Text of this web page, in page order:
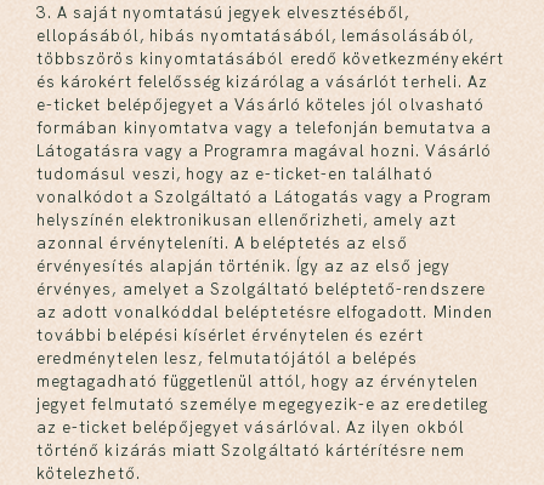
3. A saját nyomtatású jegyek elvesztéséből,
ellopásából, hibás nyomtatásából, lemásolásából,
többszörös kinyomtatásából eredő következményekért
és károkért felelősség kizárólag a vásárlót terheli. Az
e-ticket belépőjegyet a Vásárló köteles jól olvasható
formában kinyomtatva vagy a telefonján bemutatva a
Látogatásra vagy a Programra magával hozni. Vásárló
tudomásul veszi, hogy az e-ticket-en található
vonalkódot a Szolgáltató a Látogatás vagy a Program
helyszínén elektronikusan ellenőrizheti, amely azt
azonnal érvényteleníti. A beléptetés az első
érvényesítés alapján történik. Így az az első jegy
érvényes, amelyet a Szolgáltató beléptető-rendszere
az adott vonalkóddal beléptetésre elfogadott. Minden
további belépési kísérlet érvénytelen és ezért
eredménytelen lesz, felmutatójától a belépés
megtagadható függetlenül attól, hogy az érvénytelen
jegyet felmutató személye megegyezik-e az eredetileg
az e-ticket belépőjegyet vásárlóval. Az ilyen okból
történő kizárás miatt Szolgáltató kártérítésre nem
kötelezhető.